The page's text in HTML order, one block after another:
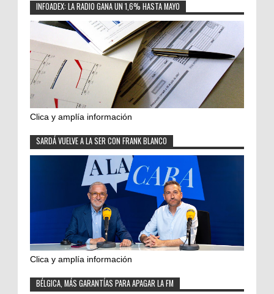
INFOADEX: LA RADIO GANA UN 1,6% HASTA MAYO
Clica y amplía información
SARDÁ VUELVE A LA SER CON FRANK BLANCO
Clica y amplía información
BÉLGICA, MÁS GARANTÍAS PARA APAGAR LA FM